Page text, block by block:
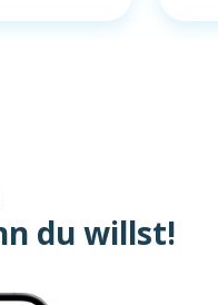
du willst!